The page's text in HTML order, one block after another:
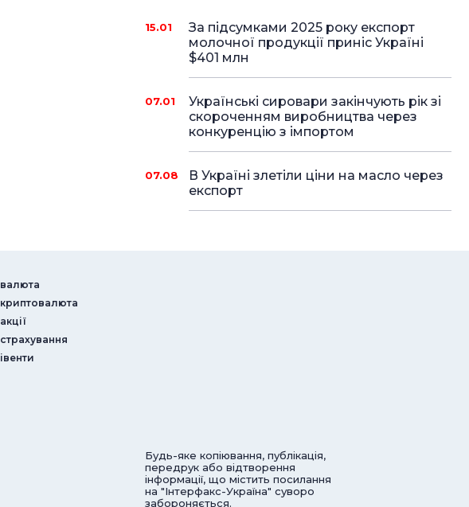
15.01
За підсумками 2025 року експорт
молочної продукції приніс Україні
$401 млн
07.01
Українські сировари закінчують рік зі
скороченням виробництва через
конкуренцію з імпортом
07.08
В Україні злетіли ціни на масло через
експорт
валюта
криптовалюта
акції
страхування
iвенти
Будь-яке копіювання, публікація,
передрук або відтворення
інформації, що містить посилання
на "Інтерфакс-Україна" суворо
забороняється.